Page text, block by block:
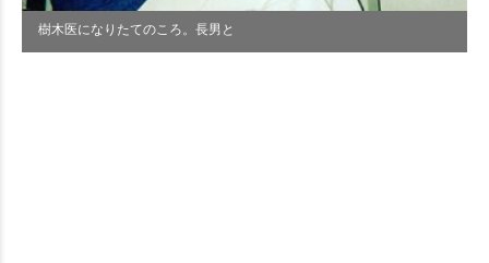
樹木医になりたてのころ。長男と